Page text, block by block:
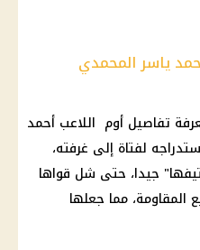
ياسر المحمدي
2021، تمت معرفة تفاصيل أوم اللاعب أحمد
لفتاة إلى غرفته،
جيدا، حتى شل قواها
مما جعلها